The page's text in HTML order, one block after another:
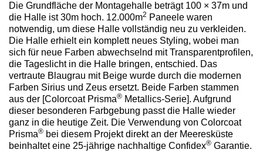
Die Grundfläche der Montagehalle beträgt 100 × 37m und
die Halle ist 30m hoch. 12.000m2 Paneele waren
notwendig, um diese Halle vollständig neu zu verkleiden.
Die Halle erhielt ein komplett neues Styling, wobei man
sich für neue Farben abwechselnd mit Transparentprofilen,
die Tageslicht in die Halle bringen, entschied. Das
vertraute Blaugrau mit Beige wurde durch die modernen
Farben Sirius und Zeus ersetzt. Beide Farben stammen
aus der [Colorcoat Prisma® Metallics-Serie]. Aufgrund
dieser besonderen Farbgebung passt die Halle wieder
ganz in die heutige Zeit. Die Verwendung von Colorcoat
Prisma® bei diesem Projekt direkt an der Meeresküste
beinhaltet eine 25-jährige nachhaltige Confidex® Garantie.